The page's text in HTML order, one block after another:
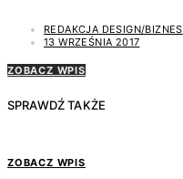
REDAKCJA DESIGN/BIZNES
13 WRZEŚNIA 2017
ZOBACZ WPIS
SPRAWDŹ TAKŻE
ZOBACZ WPIS